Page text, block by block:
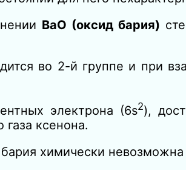
BaO (оксид бария)
во 2-й группе и при
электрона (6s2),
газа ксенона.
химически